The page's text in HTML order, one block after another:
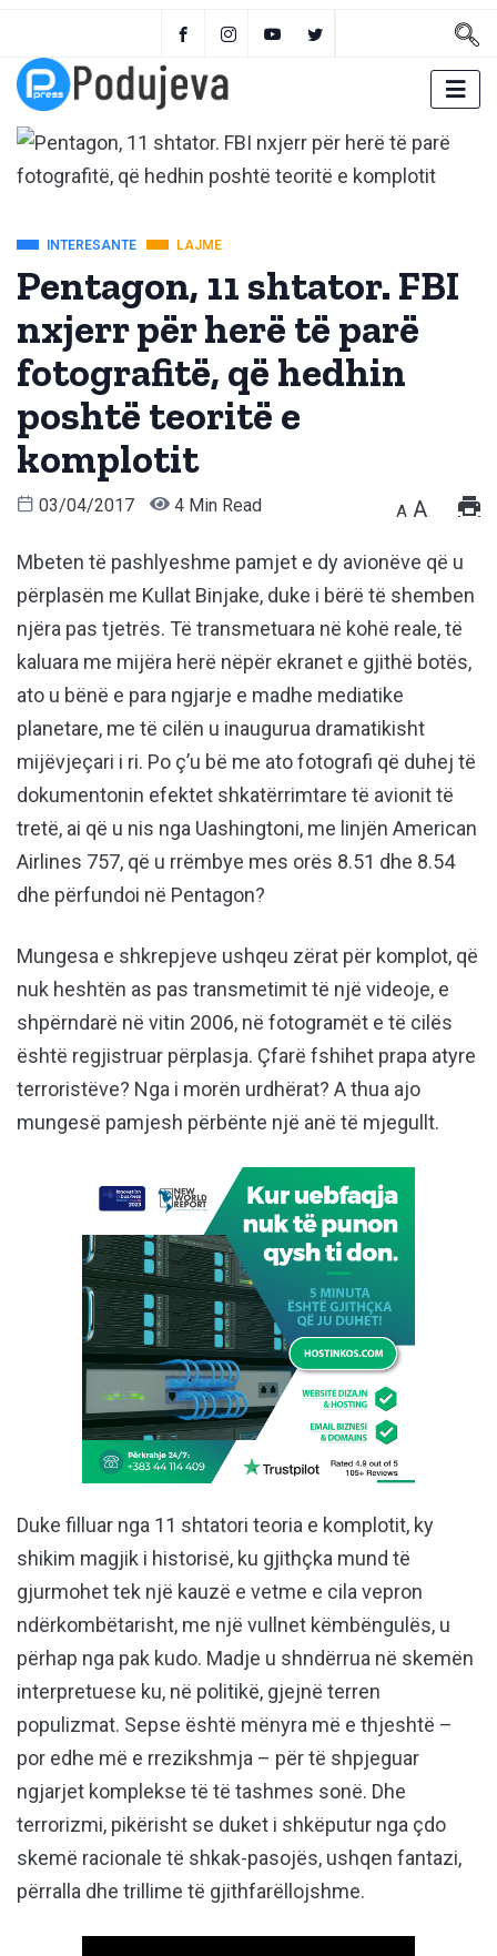
INTERESANTE LAJME
Pentagon, 11 shtator. FBI
nxjerr për herë të parë
fotografitë, që hedhin
poshtë teoritë e
komplotit
03/04/2017 4 Min Read A A
Mbeten të pashlyeshme pamjet e dy avionëve që u
përplasën me Kullat Binjake, duke i bërë të shemben
njëra pas tjetrës. Të transmetuara në kohë reale, të
kaluara me mijëra herë nëpër ekranet e gjithë botës,
ato u bënë e para ngjarje e madhe mediatike
planetare, me të cilën u inaugurua dramatikisht
mijëvjeçari i ri. Po ç’u bë me ato fotografi që duhej të
dokumentonin efektet shkatërrimtare të avionit të
tretë, ai që u nis nga Uashingtoni, me linjën American
Airlines 757, që u rrëmbye mes orës 8.51 dhe 8.54
dhe përfundoi në Pentagon?
Mungesa e shkrepjeve ushqeu zërat për komplot, që
nuk heshtën as pas transmetimit të një videoje, e
shpërndarë në vitin 2006, në fotogramët e të cilës
është regjistruar përplasja. Çfarë fshihet prapa atyre
terroristëve? Nga i morën urdhërat? A thua ajo
mungesë pamjesh përbënte një anë të mjegullt.
Duke filluar nga 11 shtatori teoria e komplotit, ky
shikim magjik i historisë, ku gjithçka mund të
gjurmohet tek një kauzë e vetme e cila vepron
ndërkombëtarisht, me një vullnet këmbëngulës, u
përhap nga pak kudo. Madje u shndërrua në skemën
interpretuese ku, në politikë, gjejnë terren
populizmat. Sepse është mënyra më e thjeshtë –
por edhe më e rrezikshmja – për të shpjeguar
ngjarjet komplekse të të tashmes sonë. Dhe
terrorizmi, pikërisht se duket i shkëputur nga çdo
skemë racionale të shkak-pasojës, ushqen fantazi,
përralla dhe trillime të gjithfarëllojshme.